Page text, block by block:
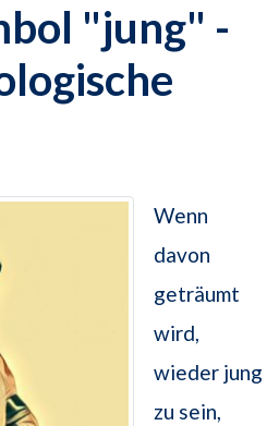
"jung" -
Wenn
davon
geträumt
wird,
wieder jung
zu sein,